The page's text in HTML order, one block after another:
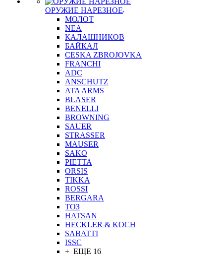
ОРУЖИЕ НАРЕЗНОЕ
МОЛОТ
NEA
КАЛАШНИКОВ
БАЙКАЛ
CESKA ZBROJOVKA
FRANCHI
ADC
ANSCHUTZ
ATA ARMS
BLASER
BENELLI
BROWNING
SAUER
STRASSER
MAUSER
SAKO
PIETTA
ORSIS
TIKKA
ROSSI
BERGARA
ТОЗ
HATSAN
HECKLER & KOCH
SABATTI
ISSC
+ ЕЩЕ 16